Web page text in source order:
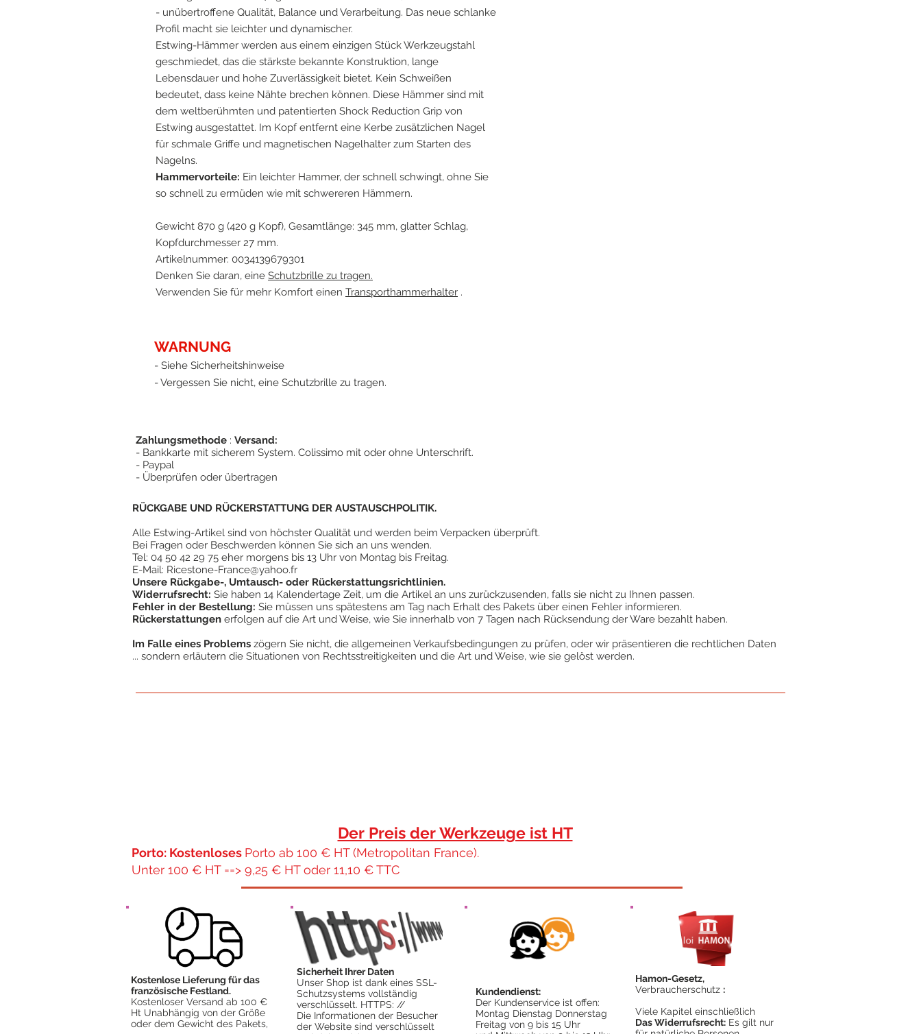
- unübertroffene Qualität, Balance und Verarbeitung. Das neue schlanke
Profil macht sie leichter und dynamischer.
Estwing-Hämmer werden aus einem einzigen Stück Werkzeugstahl
geschmiedet, das die stärkste bekannte Konstruktion, lange
Lebensdauer und hohe Zuverlässigkeit bietet. Kein Schweißen
bedeutet, dass keine Nähte brechen können. Diese Hämmer sind mit
dem weltberühmten und patentierten Shock Reduction Grip von
Estwing ausgestattet. Im Kopf entfernt eine Kerbe zusätzlichen Nagel
für schmale Griffe und magnetischen Nagelhalter zum Starten des
Nagelns.
Hammervorteile: Ein leichter Hammer, der schnell schwingt, ohne Sie
so schnell zu ermüden wie mit schwereren Hämmern.
Gewicht 870 g (420 g Kopf), Gesamtlänge: 345 mm, glatter Schlag,
Kopfdurchmesser 27 mm.
Artikelnummer: 0034139679301
Denken Sie daran, eine Schutzbrille zu tragen.
Verwenden Sie für mehr Komfort einen Transporthammerhalter .
WARNUNG
- Siehe Sicherheitshinweise
- Vergessen Sie nicht, eine Schutzbrille zu tragen.
Zahlungsmethode : Versand:
- Bankkarte mit sicherem System. Colissimo mit oder ohne Unterschrift.
- Paypal
- Überprüfen oder übertragen
RÜCKGABE UND RÜCKERSTATTUNG DER AUSTAUSCHPOLITIK.
Alle Estwing-Artikel sind von höchster Qualität und werden beim Verpacken überprüft.
Bei Fragen oder Beschwerden können Sie sich an uns wenden.
Tel: 04 50 42 29 75 eher morgens bis 13 Uhr von Montag bis Freitag.
E-Mail: Ricestone-France@yahoo.fr
Unsere Rückgabe-, Umtausch- oder Rückerstattungsrichtlinien.
Widerrufsrecht: Sie haben 14 Kalendertage Zeit, um die Artikel an uns zurückzusenden, falls sie nicht zu Ihnen passen.
Fehler in der Bestellung: Sie müssen uns spätestens am Tag nach Erhalt des Pakets über einen Fehler informieren.
Rückerstattungen erfolgen auf die Art und Weise, wie Sie innerhalb von 7 Tagen nach Rücksendung der Ware bezahlt haben.
Im Falle eines Problems zögern Sie nicht, die allgemeinen Verkaufsbedingungen zu prüfen, oder wir präsentieren die rechtlichen Daten
... sondern erläutern die Situationen von Rechtsstreitigkeiten und die Art und Weise, wie sie gelöst werden.
Der Preis der Werkzeuge ist HT
Porto: Kostenloses Porto ab 100 € HT (Metropolitan France).
Unter 100 € HT ==> 9,25 € HT oder 11,10 € TTC
Kostenlose Lieferung für das
französische Festland.
Kostenloser Versand ab 100 €
Ht Unabhängig von der Größe
oder dem Gewicht des Pakets,
Sicherheit Ihrer Daten
Unser Shop ist dank eines SSL-
Schutzsystems vollständig
verschlüsselt. HTTPS: //
Die Informationen der Besucher
der Website sind verschlüsselt
Kundendienst:
Der Kundenservice ist offen:
Montag Dienstag Donnerstag
Freitag von 9 bis 15 Uhr
Hamon-Gesetz,
Verbraucherschutz :
Viele Kapitel einschließlich
Das Widerrufsrecht: Es gilt nur